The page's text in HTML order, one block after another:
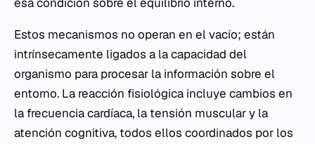
Estos mecanismos no operan en el vacío; están
intrínsecamente ligados a la capacidad del
organismo para procesar la información sobre el
entorno. La reacción fisiológica incluye cambios en
la frecuencia cardíaca, la tensión muscular y la
atención cognitiva, todos ellos coordinados por los